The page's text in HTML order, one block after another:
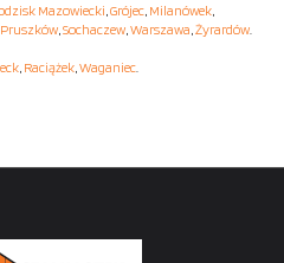
Mazowiecki,Grójec, Milanówek,
Pruszków,Sochaczew,Warszawa,Żyrardów.
, Raciążek,Waganiec.